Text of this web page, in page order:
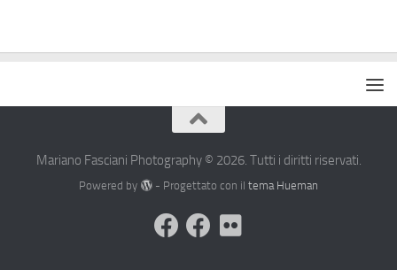
Mariano Fasciani Photography © 2026. Tutti i diritti riservati.
Powered by - Progettato con il tema Hueman